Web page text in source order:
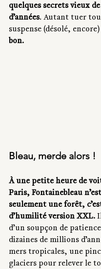
quelques secrets vieux
d’années. Autant tuer
suspense (désolé, encore)
bon.
Bleau, merde alors !
À une petite heure de
Paris, Fontainebleau
seulement une forêt,
d’humilité version XXL.
d’un soupçon de
dizaines de millions
mers tropicales, une
glaciers pour relever le